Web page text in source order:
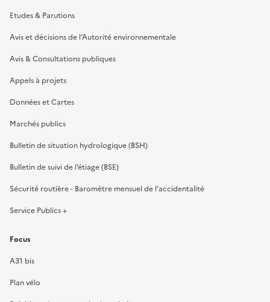
Etudes & Parutions
Avis et décisions de l’Autorité environnementale
Avis & Consultations publiques
Appels à projets
Données et Cartes
Marchés publics
Bulletin de situation hydrologique (BSH)
Bulletin de suivi de l’étiage (BSE)
Sécurité routière - Baromètre mensuel de l’accidentalité
Service Publics +
Focus
A31 bis
Plan vélo